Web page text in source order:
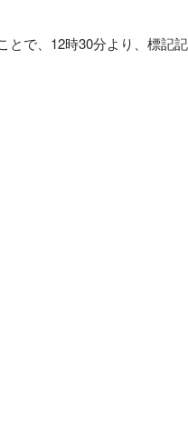
で、12時30分より、標記